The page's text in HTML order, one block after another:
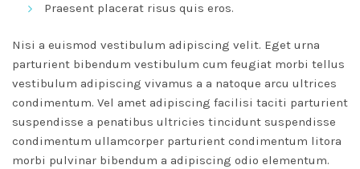
Praesent placerat risus quis eros.
Nisi a euismod vestibulum adipiscing velit. Eget urna
parturient bibendum vestibulum cum feugiat morbi tellus
vestibulum adipiscing vivamus a a natoque arcu ultrices
condimentum. Vel amet adipiscing facilisi taciti parturient
suspendisse a penatibus ultricies tincidunt suspendisse
condimentum ullamcorper parturient condimentum litora
morbi pulvinar bibendum a adipiscing odio elementum.